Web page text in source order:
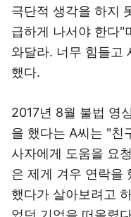
극단적 생각을 하지
급하게 나서야 한다"
와달라. 너무 힘들고
했다.
2017년 8월 불법 영
을 했다는 A씨는 "친
사자에게 도움을 요
은 제게 겨우 연락을
했다가 살아보려고